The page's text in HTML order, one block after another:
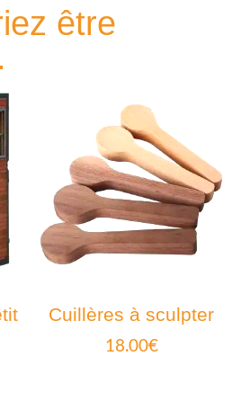
être
Cuillères à sculpter
18.00€